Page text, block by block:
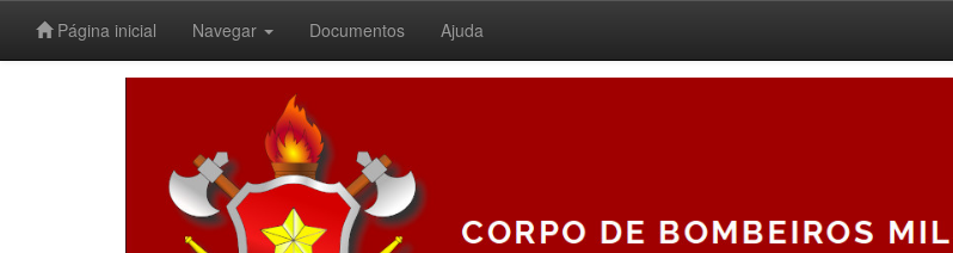
Página inicial Navegar Documentos Ajuda